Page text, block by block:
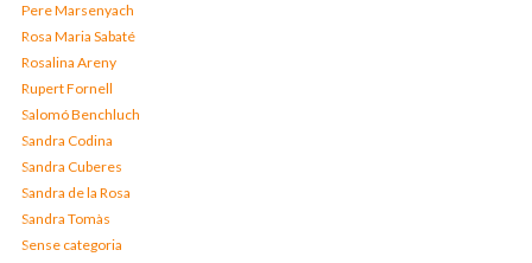
Pere Marsenyach
Rosa Maria Sabaté
Rosalina Areny
Rupert Fornell
Salomó Benchluch
Sandra Codina
Sandra Cuberes
Sandra de la Rosa
Sandra Tomàs
Sense categoria